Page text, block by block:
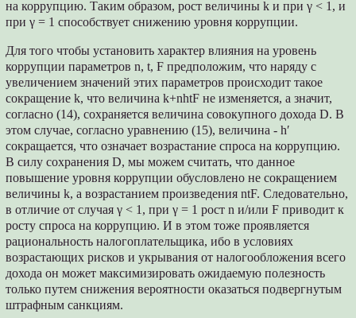
на коррупцию. Таким образом, рост величины k и при γ < 1, и
при γ = 1 способствует снижению уровня коррупции.
Для того чтобы установить характер влияния на уровень
коррупции параметров n, t, F предположим, что наряду с
увеличением значений этих параметров происходит такое
сокращение k, что величина k+nhtF не изменяется, а значит,
согласно (14), сохраняется величина совокупного дохода D. В
этом случае, согласно уравнению (15), величина - h′
сокращается, что означает возрастание спроса на коррупцию.
В силу сохранения D, мы можем считать, что данное
повышение уровня коррупции обусловлено не сокращением
величины k, а возрастанием произведения ntF. Следовательно,
в отличие от случая γ < 1, при γ = 1 рост n и/или F приводит к
росту спроса на коррупцию. И в этом тоже проявляется
рациональность налогоплательщика, ибо в условиях
возрастающих рисков и укрывания от налогообложения всего
дохода он может максимизировать ожидаемую полезность
только путем снижения вероятности оказаться подвергнутым
штрафным санкциям.